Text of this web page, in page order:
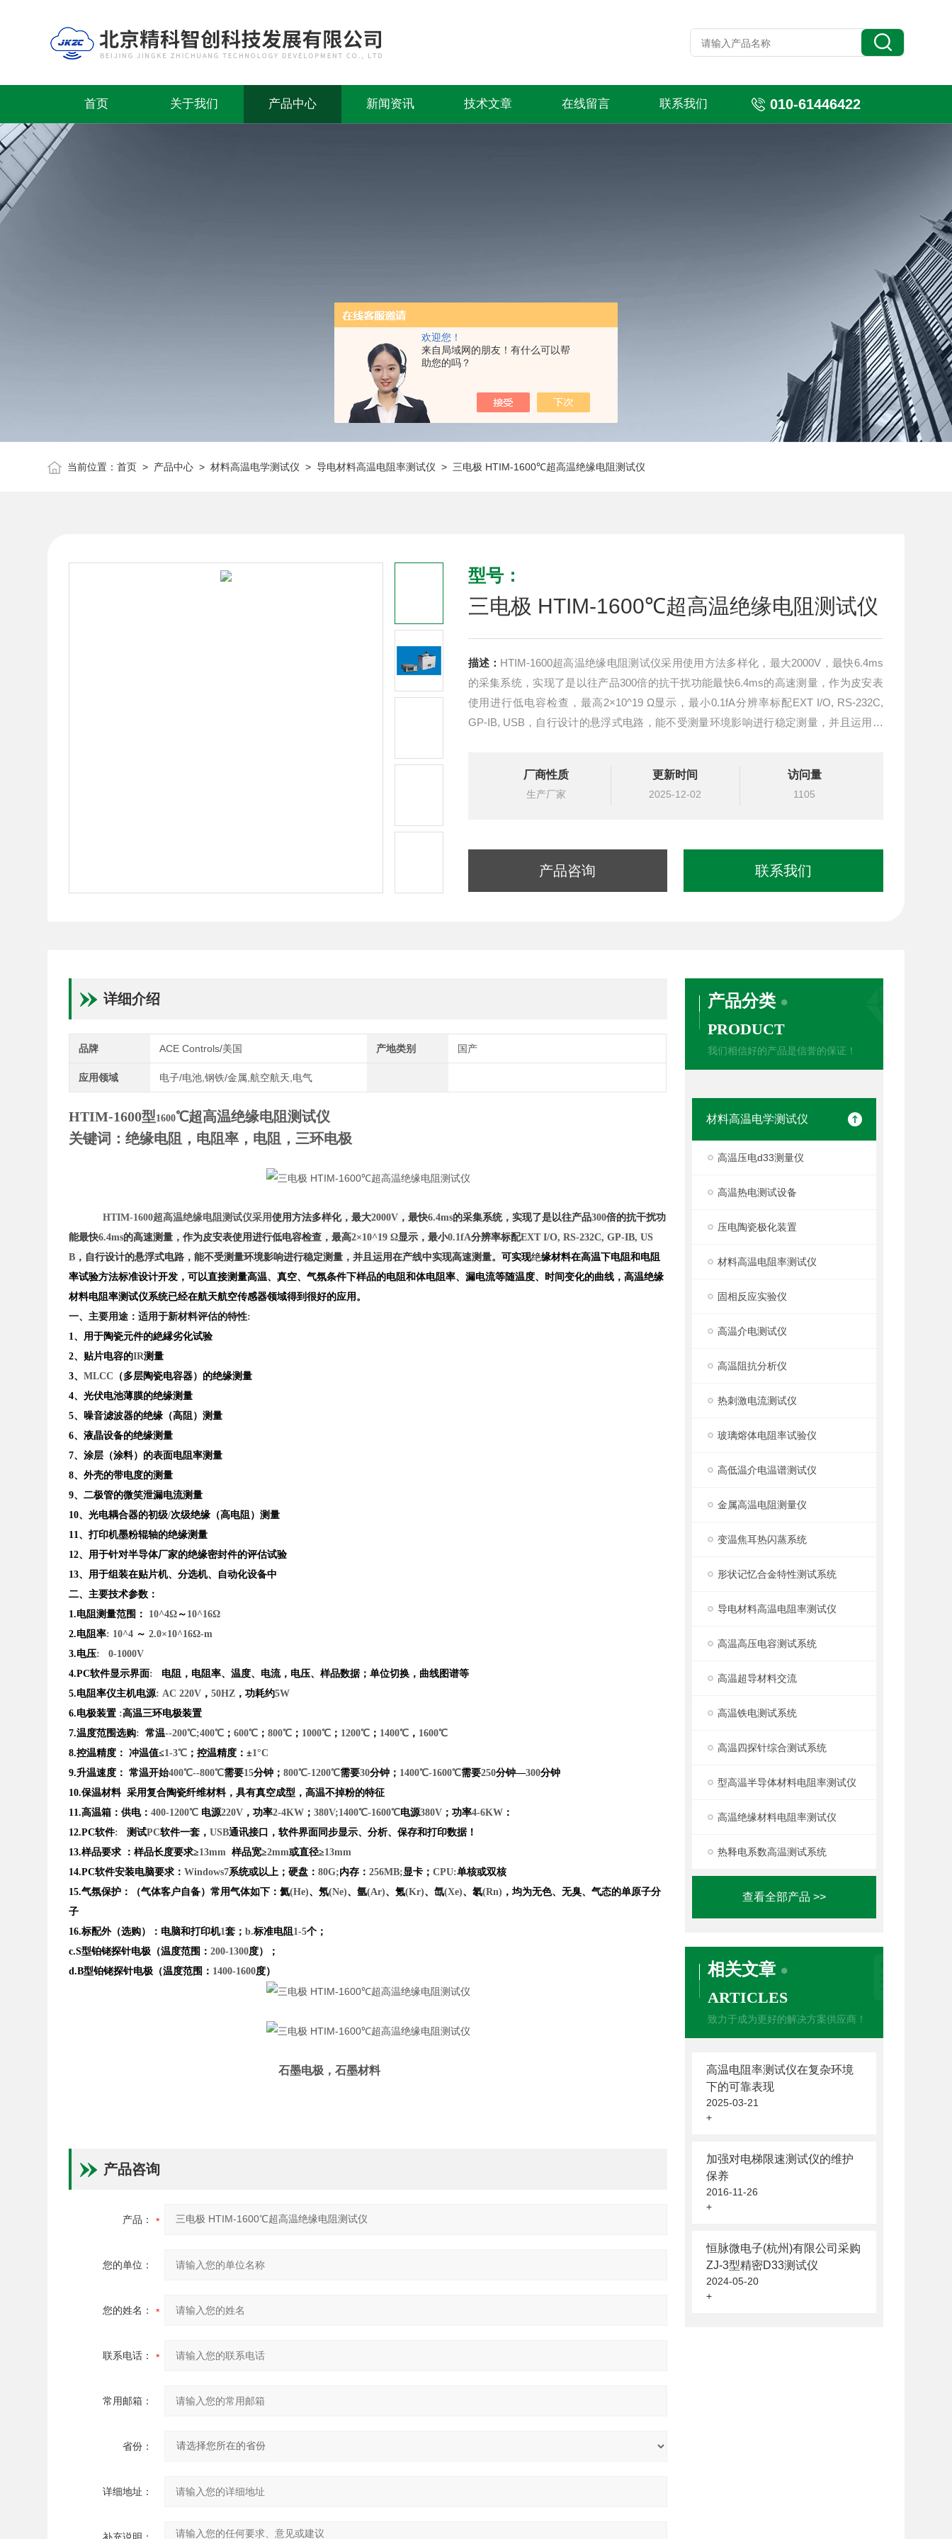
欢迎您！
来自局域网的朋友！有什么可以帮
助您的吗？
首页 关于我们 产品中心 新闻资讯 技术文章 在线留言 联系我们 010-61446422
当前位置：首页 > 产品中心 >材料高温电学测试仪 >导电材料高温电阻率测试仪 > 三电极 HTIM-1600℃超高温绝缘电阻测试仪
型号：
三电极 HTIM-1600℃超高温绝缘电阻测试仪
描述： HTIM-1600超高温绝缘电阻测试仪采用使用方法多样化，最大2000V，最快6.4ms
的采集系统，实现了是以往产品300倍的抗干扰功能最快6.4ms的高速测量，作为皮安表
使用进行低电容检查，最高2×10^19 Ω显示，最小0.1fA分辨率标配EXT I/O, RS-232C,
GP-IB, USB，自行设计的悬浮式电路，能不受测量环境影响进行稳定测量，并且运用在
厂商性质
生产厂家
更新时间
2025-12-02
访问量
1105
产品咨询 联系我们
产品分类
PRODUCT
我们相信好的产品是信誉的保证！
材料高温电学测试仪
高温压电d33测量仪
高温热电测试设备
压电陶瓷极化装置
材料高温电阻率测试仪
固相反应实验仪
高温介电测试仪
高温阻抗分析仪
热刺激电流测试仪
玻璃熔体电阻率试验仪
高低温介电温谱测试仪
金属高温电阻测量仪
变温焦耳热闪蒸系统
形状记忆合金特性测试系统
导电材料高温电阻率测试仪
高温高压电容测试系统
高温超导材料交流
高温铁电测试系统
高温四探针综合测试系统
型高温半导体材料电阻率测试仪
高温绝缘材料电阻率测试仪
热释电系数高温测试系统
查看全部产品 >>
相关文章
ARTICLES
致力于成为更好的解决方案供应商！
高温电阻率测试仪在复杂环境
下的可靠表现
2025-03-21
+
加强对电梯限速测试仪的维护
保养
2016-11-26
+
恒脉微电子(杭州)有限公司采购
ZJ-3型精密D33测试仪
2024-05-20
+
详细介绍
品牌 ACE Controls/美国 产地类别 国产
应用领域 电子/电池,钢铁/金属,航空航天,电气
HTIM-1600型1600℃超高温绝缘电阻测试仪
关键词：绝缘电阻，电阻率，电阻，三环电极
HTIM-1600超高温绝缘电阻测试仪采用使用方法多样化，最大2000V ，最快6.4ms的采集系统，实现了是以往产品300倍的抗干扰功
能最快6.4ms的高速测量，作为皮安表使用进行低电容检查，最高2×10^19 Ω显示，最小0.1fA分辨率标配EXT I/O, RS-232C, GP-IB, US
B ，自行设计的悬浮式电路，能不受测量环境影响进行稳定测量，并且运用在产线中实现高速测量。可实现绝缘材料在高温下电阻和电阻
率试验方法标准设计开发，可以直接测量高温、真空、气氛条件下样品的电阻和体电阻率、漏电流等随温度、时间变化的曲线，高温绝缘
材料电阻率测试仪系统已经在航天航空传感器领域得到很好的应用。
一、主要用途：适用于新材料评估的特性:
1、用于陶瓷元件的絶縁劣化试验
2、贴片电容的IR测量
3、MLCC （多层陶瓷电容器）的绝缘测量
4、光伏电池薄膜的绝缘测量
5、噪音滤波器的绝缘（高阻）测量
6、液晶设备的绝缘测量
7、涂层（涂料）的表面电阻率测量
8、外壳的带电度的测量
9、二极管的微笑泄漏电流测量
10、光电耦合器的初级/次级绝缘（高电阻）测量
11、打印机墨粉辊轴的绝缘测量
12、用于针对半导体厂家的绝缘密封件的评估试验
13、用于组装在贴片机、分选机、自动化设备中
二、主要技术参数：
1.电阻测量范围： 10^4Ω ～ 10^16Ω
2.电阻率: 10^4 ～ 2.0×10^16Ω-m
3.电压:
0-1000V
4.PC软件显示界面:
电阻，电阻率、温度、电流，电压、样品数据；单位切换，曲线图谱等
5.电阻率仪主机电源: AC 220V ，50HZ ，功耗约5W
6.电极装置 :高温三环电极装置
7.温度范围选购: 常温--200℃;400℃ ；600℃ ；800℃ ； 1000℃ ； 1200℃ ； 1400℃ ， 1600℃
8.控温精度： 冲温值≤1-3℃ ；控温精度：±1°C
9.升温速度： 常温开始400℃--800℃需要15分钟；800℃-1200℃需要30分钟； 1400℃-1600℃需要250分钟—300分钟
10.保温材料 采用复合陶瓷纤维材料，具有真空成型，高温不掉粉的特征
11.高温箱：供电：400-1200℃ 电源220V ，功率2-4KW ；380V;1400℃-1600℃电源380V ；功率4-6KW ：
12.PC软件: 测试PC软件一套，USB通讯接口，软件界面同步显示、分析、保存和打印数据！
13.样品要求 ：样品长度要求≥13mm 样品宽≥2mm或直径≥13mm
14.PC软件安装电脑要求：Windows7系统或以上；硬盘：80G;内存：256MB;显卡；CPU:单核或双核
15.气氛保护：（气体客户自备）常用气体如下：氦(He)、氖(Ne)、氩(Ar)、氪(Kr)、氙(Xe)、氡(Rn) ，均为无色、无臭、气态的单原子分
子
16.标配外（选购）：电脑和打印机1套；b.标准电阻1-5个；
c.S型铂铑探针电极（温度范围：200-1300度）；
d.B型铂铑探针电极（温度范围： 1400-1600度）
石墨电极，石墨材料
产品咨询
产品：
您的单位：
您的姓名：
联系电话：
常用邮箱：
省份：
详细地址：